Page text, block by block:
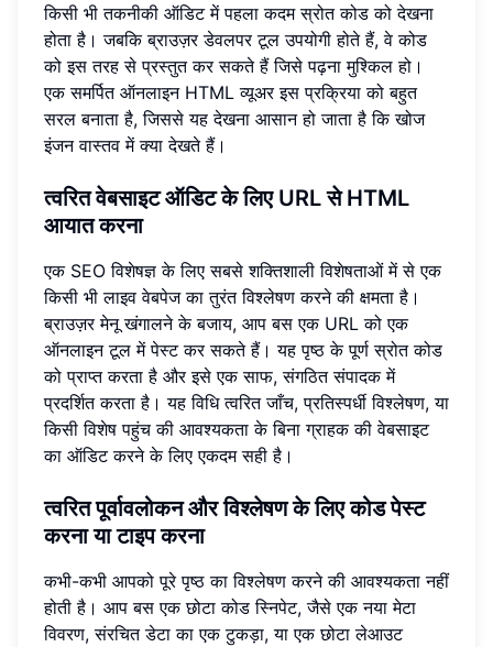
किसी भी तकनीकी ऑडिट में पहला कदम स्रोत कोड को देखना
होता है। जबकि ब्राउज़र डेवलपर टूल उपयोगी होते हैं, वे कोड
को इस तरह से प्रस्तुत कर सकते हैं जिसे पढ़ना मुश्किल हो।
एक समर्पित ऑनलाइन HTML व्यूअर इस प्रक्रिया को बहुत
सरल बनाता है, जिससे यह देखना आसान हो जाता है कि खोज
इंजन वास्तव में क्या देखते हैं।
त्वरित वेबसाइट ऑडिट के लिए URL से HTML
आयात करना
एक SEO विशेषज्ञ के लिए सबसे शक्तिशाली विशेषताओं में से एक
किसी भी लाइव वेबपेज का तुरंत विश्लेषण करने की क्षमता है।
ब्राउज़र मेनू खंगालने के बजाय, आप बस एक URL को एक
ऑनलाइन टूल में पेस्ट कर सकते हैं। यह पृष्ठ के पूर्ण स्रोत कोड
को प्राप्त करता है और इसे एक साफ, संगठित संपादक में
प्रदर्शित करता है। यह विधि त्वरित जाँच, प्रतिस्पर्धी विश्लेषण, या
किसी विशेष पहुंच की आवश्यकता के बिना ग्राहक की वेबसाइट
का ऑडिट करने के लिए एकदम सही है।
त्वरित पूर्वावलोकन और विश्लेषण के लिए कोड पेस्ट
करना या टाइप करना
कभी-कभी आपको पूरे पृष्ठ का विश्लेषण करने की आवश्यकता नहीं
होती है। आप बस एक छोटा कोड स्निपेट, जैसे एक नया मेटा
विवरण, संरचित डेटा का एक टुकड़ा, या एक छोटा लेआउट